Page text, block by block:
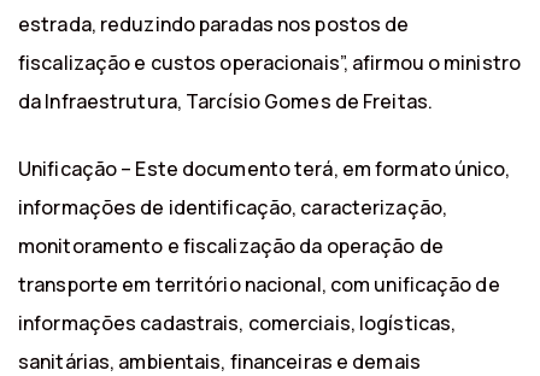
estrada, reduzindo paradas nos postos de
fiscalização e custos operacionais”, afirmou o ministro
da Infraestrutura, Tarcísio Gomes de Freitas.
Unificação – Este documento terá, em formato único,
informações de identificação, caracterização,
monitoramento e fiscalização da operação de
transporte em território nacional, com unificação de
informações cadastrais, comerciais, logísticas,
sanitárias, ambientais, financeiras e demais